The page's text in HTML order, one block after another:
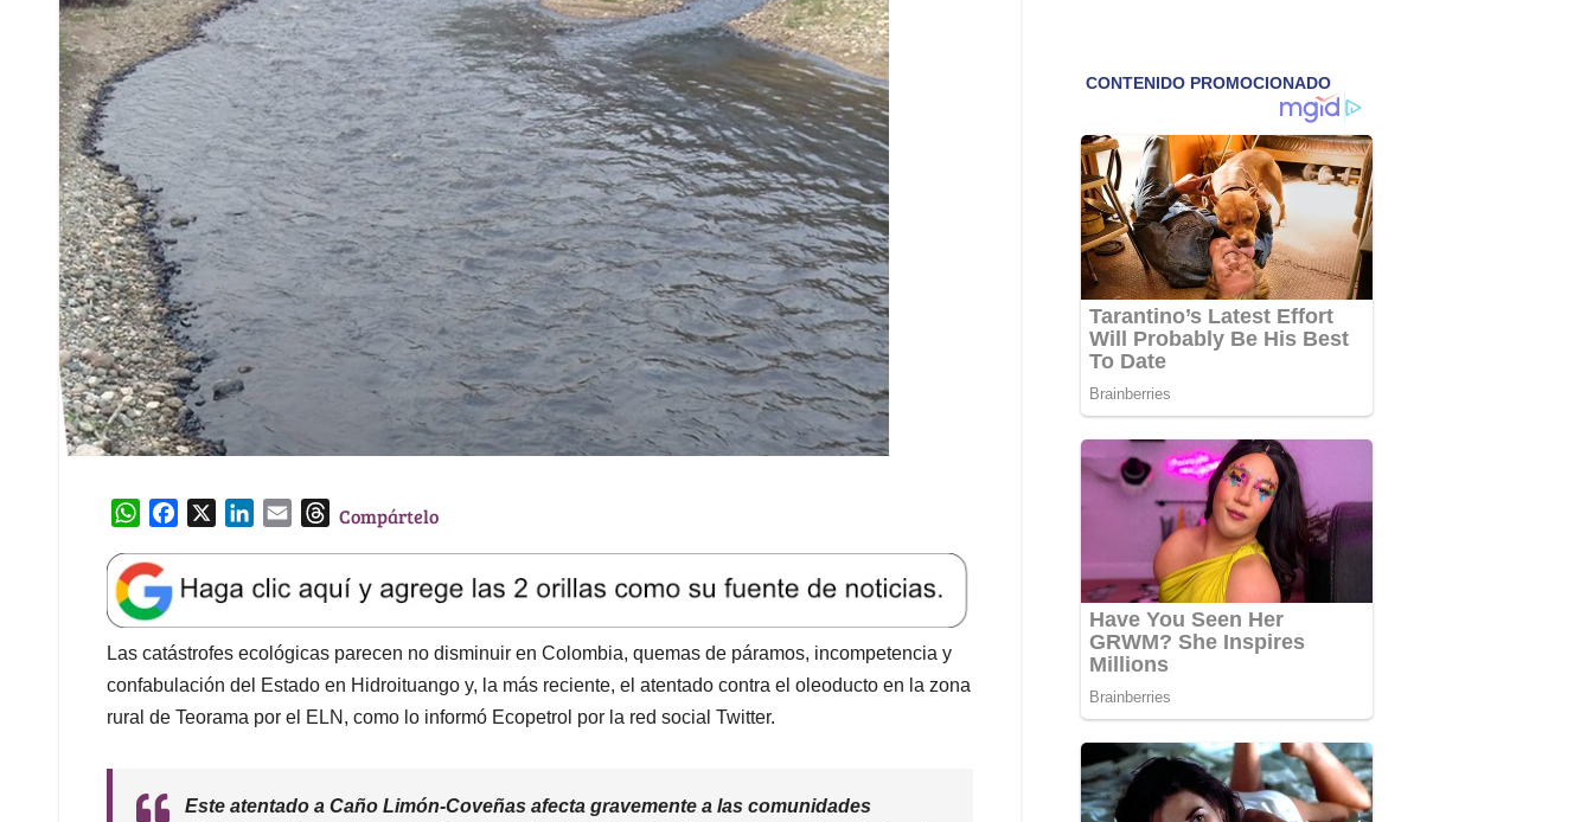
W
a
t
s
A
p
p
e
b
o
o
k
k
e
d
I
n
l
T
e
a
d
s
Compártelo
Las catástrofes ecológicas parecen no disminuir en Colombia, quemas de páramos, incompetencia y
confabulación del Estado en Hidroituango y, la más reciente, el atentado contra el oleoducto en la zona
rural de Teorama por el ELN, como lo informó Ecopetrol por la red social Twitter.
Este atentado a Caño Limón-Coveñas afecta gravemente a las comunidades